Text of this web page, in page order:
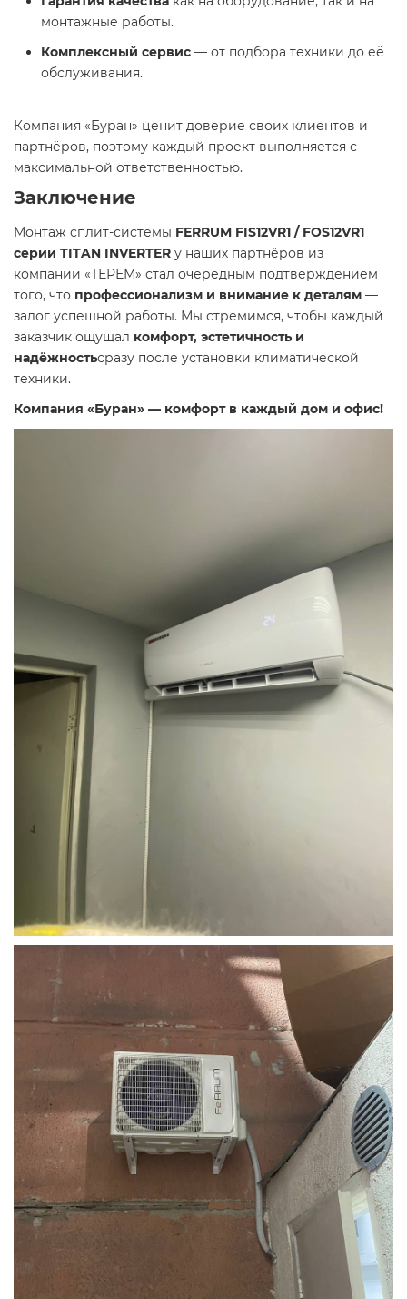
монтажные работы.
Комплексный сервис — от подбора техники до её
обслуживания.
Компания «Буран» ценит доверие своих клиентов и
партнёров, поэтому каждый проект выполняется с
максимальной ответственностью.
Заключение
Монтаж сплит-системы FERRUM FIS12VR1 / FOS12VR1
серии TITAN INVERTER у наших партнёров из
компании «ТЕРЕМ» стал очередным подтверждением
того, что профессионализм и внимание к деталям —
залог успешной работы. Мы стремимся, чтобы каждый
заказчик ощущал комфорт, эстетичность и
надёжностьсразу после установки климатической
техники.
Компания «Буран» — комфорт в каждый дом и офис!